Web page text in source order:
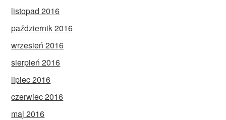
listopad 2016
październik 2016
wrzesień 2016
sierpień 2016
lipiec 2016
czerwiec 2016
maj 2016